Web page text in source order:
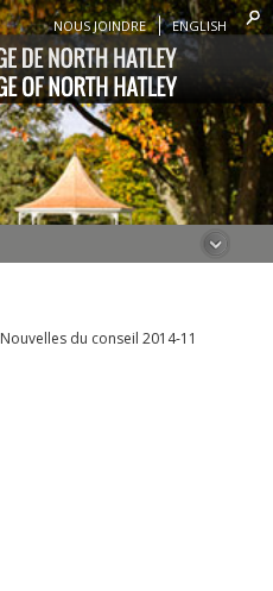
NOUS JOINDRE ENGLISH
Nouvelles du conseil 2014-11